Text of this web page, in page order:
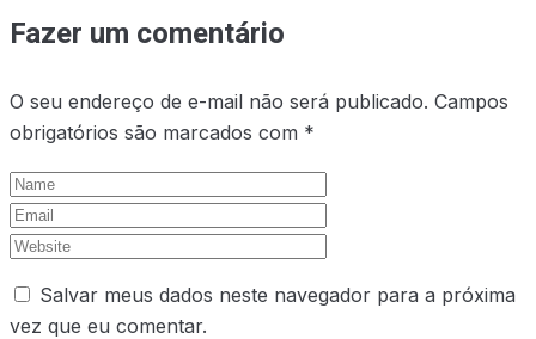
Fazer um comentário
O seu endereço de e-mail não será publicado. Campos
obrigatórios são marcados com *
Salvar meus dados neste navegador para a próxima
vez que eu comentar.